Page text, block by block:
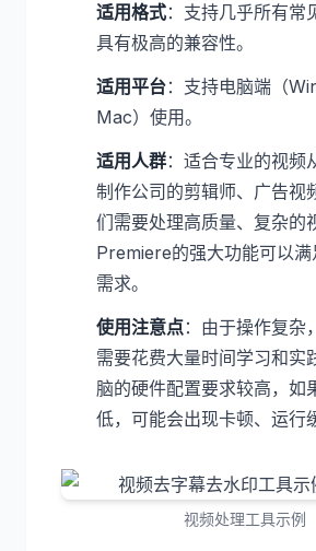
适用格式：支持几乎所有常
具有极高的兼容性。
适用平台：支持电脑端（
Mac）使用。
适用人群：适合专业的视频
制作公司的剪辑师、广告视
们需要处理高质量、复杂的
Premiere的强大功能可以满
需求。
使用注意点：由于操作复杂
需要花费大量时间学习和实
脑的硬件配置要求较高，如
低，可能会出现卡顿、运行
视频处理工具示例